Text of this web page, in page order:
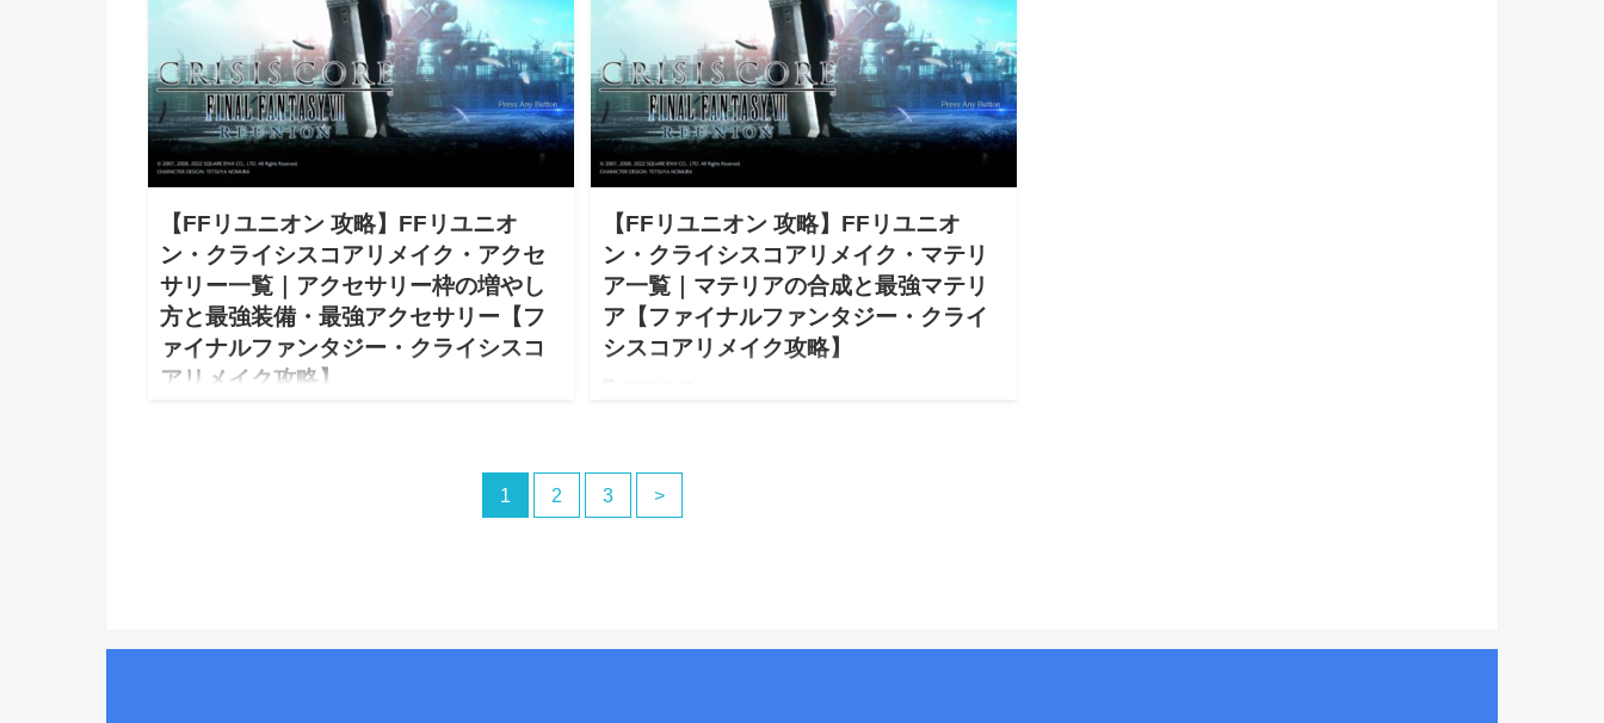
Switch Steam PS4 P…
【FFリユニオン 攻略】FFリユニオ
ン・クライシスコアリメイク・アクセ
サリー一覧｜アクセサリー枠の増やし
方と最強装備・最強アクセサリー【フ
ァイナルファンタジー・クライシスコ
アリメイク攻略】
シスコア リメイク アクセサリー一覧｜アクセサリー枠の
増やし方と最強装備・最強アクセサリー 攻略】【FFリユ
【FFリユニオン 攻略】FFリユニオ
ン・クライシスコアリメイク・マテリ
ア一覧｜マテリアの合成と最強マテリ
ア【ファイナルファンタジー・クライ
シスコアリメイク攻略】
マテリア 攻略】【FFリユニオン Reunion クライシスコア
リメイク Switch Steam …
1 2 3 >